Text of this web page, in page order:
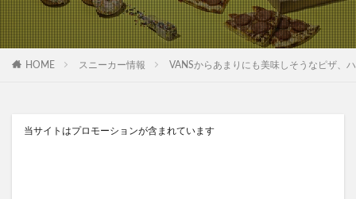
HOME スニーカー情報 VANSからあまりにも美味しそうなピザ、
当サイトはプロモーションが含まれています